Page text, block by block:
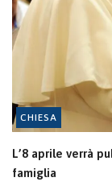
CHIESA
L’8 aprile verrà
famiglia